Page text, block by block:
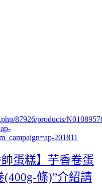
87926/products/
201811
蛋糕】芋香卷蛋
條)”介紹請